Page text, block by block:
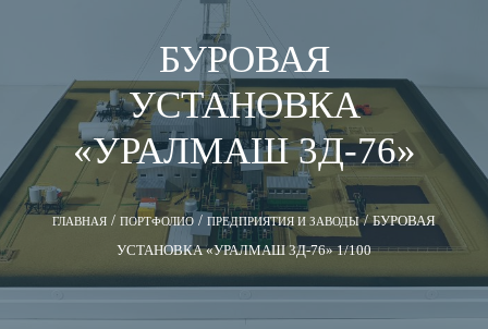
БУРОВАЯ
УСТАНОВКА
«УРАЛМАШ 3Д-76»
ГЛАВНАЯ / ПОРТФОЛИО / ПРЕДПРИЯТИЯ И ЗАВОДЫ/БУРОВАЯ
УСТАНОВКА «УРАЛМАШ 3Д-76» 1/100